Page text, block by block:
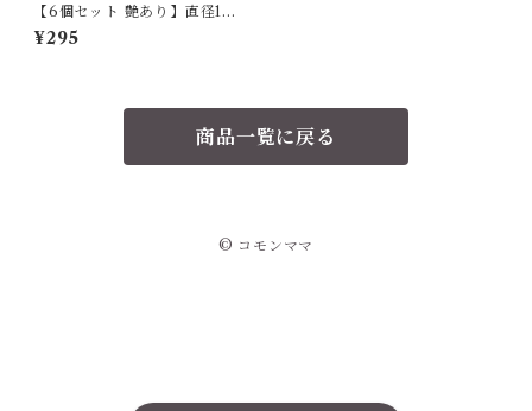
【6個セット 艶あり】直径18
mm シンプルな4つ穴樹脂ボタ
ン haoa
¥295
商品一覧に戻る
© コモンママ